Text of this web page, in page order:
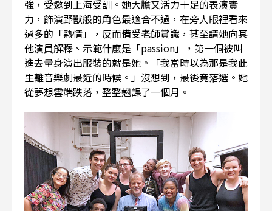
強，受邀到上海受訓。她大膽又活力十足的表演實
力，飾演野獸般的角色最適合不過，在旁人眼裡看來
過多的「熱情」，反而備受老師賞識，甚至請她向其
他演員解釋、示範什麼是「passion」，第一個被叫
進去量身演出服裝的就是她。「我當時以為那是我此
生離音樂劇最近的時候。」沒想到，最後竟落選。她
從夢想雲端跌落，整整翹課了一個月。